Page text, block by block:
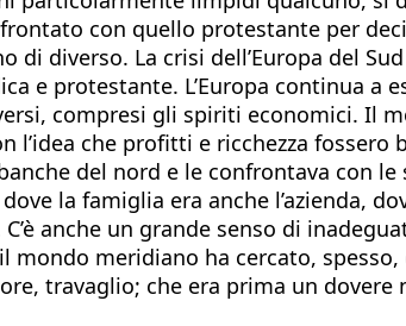
con quello protestante per
di diverso. La crisi dell’Europa del
e protestante. L’Europa continua
compresi gli spiriti economici. Il
l’idea che profitti e ricchezza
del nord e le confrontava con
la famiglia era anche l’azienda,
anche un grande senso di
meridiano ha cercato,
travaglio; che era prima un